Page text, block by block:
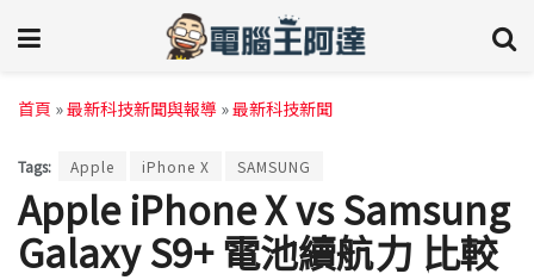
首頁 »最新科技新聞與報導 »最新科技新聞
Tags: Apple iPhone X SAMSUNG
Apple iPhone X vs Samsung
Galaxy S9+ 電池續航力 比較